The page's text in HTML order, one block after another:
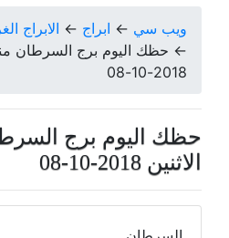
ويب سي ← ابراج ← الابراج
← حظك اليوم برج السرطان
2018-10-08
حظك اليوم برج
الاثنين 2018-10-08